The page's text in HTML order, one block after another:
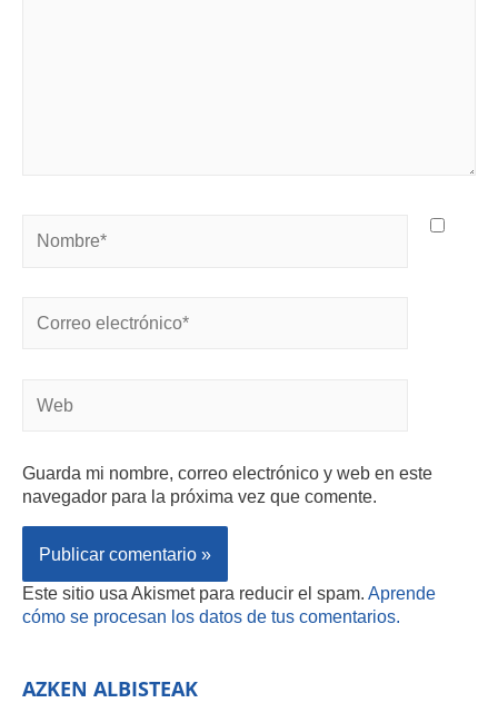
Guarda mi nombre, correo electrónico y web en este
navegador para la próxima vez que comente.
Este sitio usa Akismet para reducir el spam. Aprende
cómo se procesan los datos de tus comentarios.
AZKEN ALBISTEAK